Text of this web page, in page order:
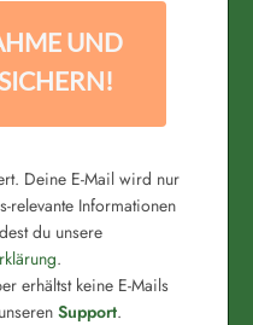
UND
SICHERN!
Deine E-Mail wird nur
relevante Informationen
du unsere
.
erhältst keine E-Mails
Support.